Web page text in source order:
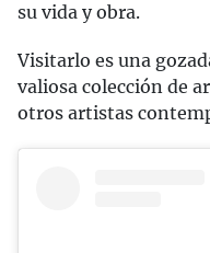
su vida y obra.
Visitarlo es una
valiosa colección de
otros artistas